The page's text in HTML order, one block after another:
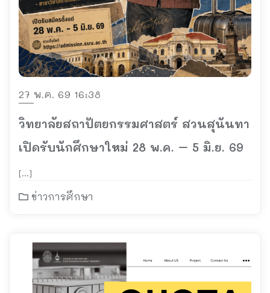
27 พ.ค. 69 16:38
วิทยาลัยสถาปัตยกรรมศาสตร์ สวนสุนันทา
เปิดรับนักศึกษาใหม่ 28 พ.ค. – 5 มิ.ย. 69
[…]
ข่าวการศึกษา